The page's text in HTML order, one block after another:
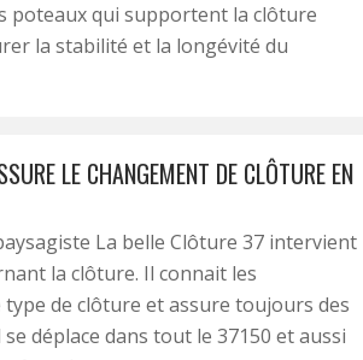
poteaux qui supportent la clôture
la stabilité et la longévité du
LE CHANGEMENT DE CLÔTURE EN
La belle Clôture 37 intervient
la clôture. Il connait les
de clôture et assure toujours des
déplace dans tout le 37150 et aussi